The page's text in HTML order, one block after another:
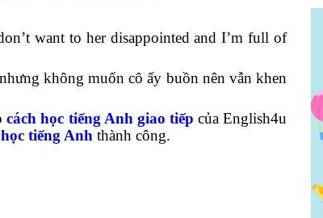
want to her disappointed and I’m full of
không muốn cô ấy buồn nên vẫn khen
cách học tiếng Anh giao tiếp của English4u
học tiếng Anh thành công.